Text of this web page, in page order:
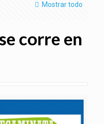
Mostrar todo
corre en